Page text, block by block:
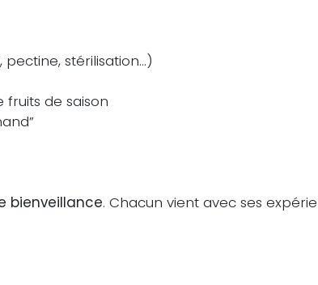
pectine, stérilisation…)
fruits de saison
bienveillance. Chacun vient avec ses